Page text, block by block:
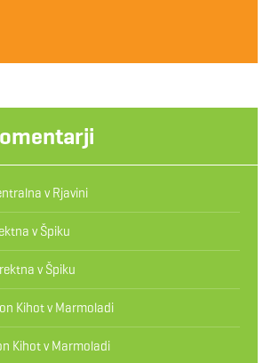
v Rjavini
v Špiku
v Špiku
Kihot v Marmoladi
Kihot v Marmoladi